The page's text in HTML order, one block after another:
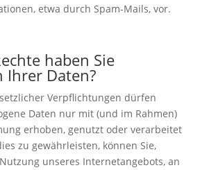
etwa durch Spam-Mails, vor.
haben Sie
Ihrer Daten?
Verpflichtungen dürfen
Daten nur mit (und im Rahmen)
erhoben, genutzt oder verarbeitet
zu gewährleisten, können Sie,
unseres Internetangebots, an